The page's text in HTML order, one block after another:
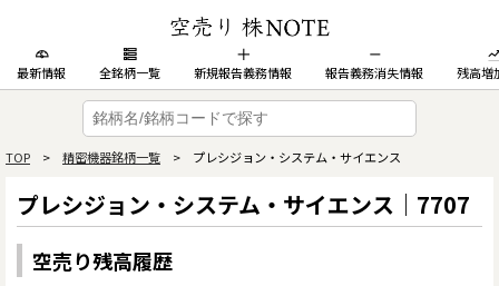
最新情報 全銘柄一覧 新規報告義務情報 報告義務消失情報 残高増
TOP > 精密機器銘柄一覧 > プレシジョン・システム・サイエンス
プレシジョン・システム・サイエンス｜7707
空売り残高履歴